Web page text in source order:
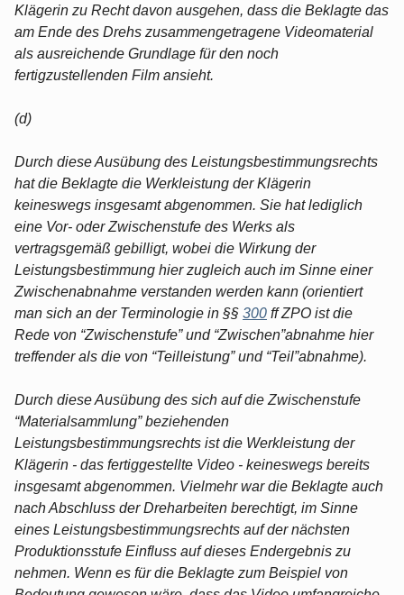
Klägerin zu Recht davon ausgehen, dass die Beklagte das
am Ende des Drehs zusammengetragene Videomaterial
als ausreichende Grundlage für den noch
fertigzustellenden Film ansieht.
(d)
Durch diese Ausübung des Leistungsbestimmungsrechts
hat die Beklagte die Werkleistung der Klägerin
keineswegs insgesamt abgenommen. Sie hat lediglich
eine Vor- oder Zwischenstufe des Werks als
vertragsgemäß gebilligt, wobei die Wirkung der
Leistungsbestimmung hier zugleich auch im Sinne einer
Zwischenabnahme verstanden werden kann (orientiert
man sich an der Terminologie in §§ 300 ff ZPO ist die
Rede von “Zwischenstufe” und “Zwischen”abnahme hier
treffender als die von “Teilleistung” und “Teil”abnahme).
Durch diese Ausübung des sich auf die Zwischenstufe
“Materialsammlung” beziehenden
Leistungsbestimmungsrechts ist die Werkleistung der
Klägerin - das fertiggestellte Video - keineswegs bereits
insgesamt abgenommen. Vielmehr war die Beklagte auch
nach Abschluss der Dreharbeiten berechtigt, im Sinne
eines Leistungsbestimmungsrechts auf der nächsten
Produktionsstufe Einfluss auf dieses Endergebnis zu
nehmen. Wenn es für die Beklagte zum Beispiel von